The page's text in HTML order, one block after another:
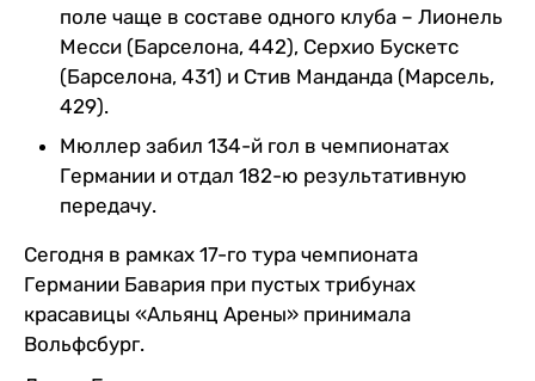
поле чаще в составе одного клуба – Лионель
Месси (Барселона, 442), Серхио Бускетс
(Барселона, 431) и Стив Манданда (Марсель,
429).
Мюллер забил 134-й гол в чемпионатах
Германии и отдал 182-ю результативную
передачу.
Сегодня в рамках 17-го тура чемпионата
Германии Бавария при пустых трибунах
красавицы «Альянц Арены» принимала
Вольфсбург.